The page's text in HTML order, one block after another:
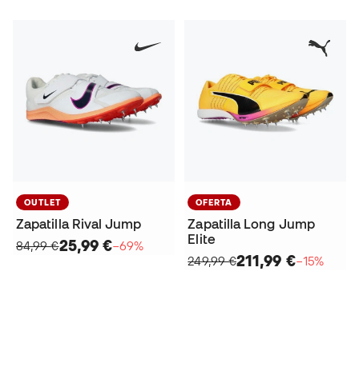
OUTLET
Zapatilla Rival Jump
84,99 €25,99 €−69%
OFERTA
Zapatilla Long Jump
Elite
249,99 €211,99 €−15%